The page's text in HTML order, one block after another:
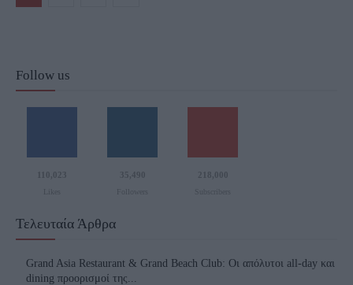
Follow us
110,023 35,490 218,000
Τελευταία Άρθρα
Grand Asia Restaurant & Grand Beach Club: Οι απόλυτοι all-day και
dining προορισμοί της...